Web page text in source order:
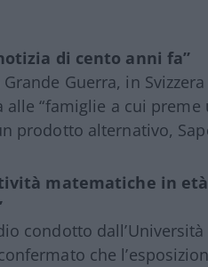
di cento anni fa”
Grande Guerra, in
alle “famiglie a cui
prodotto alternativo,
matematiche in
condotto
che